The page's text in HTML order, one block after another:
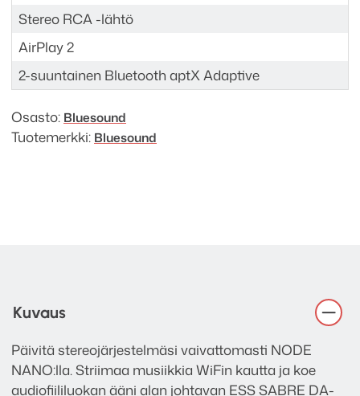
Stereo RCA -lähtö
AirPlay 2
2-suuntainen Bluetooth aptX Adaptive
Osasto: Bluesound
Tuotemerkki: Bluesound
Kuvaus
Päivitä stereojärjestelmäsi vaivattomasti NODE
NANO:lla. Striimaa musiikkia WiFin kautta ja koe
audiofiililuokan ääni alan johtavan ESS SABRE DA-